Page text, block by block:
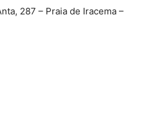
287 – Praia de Iracema –